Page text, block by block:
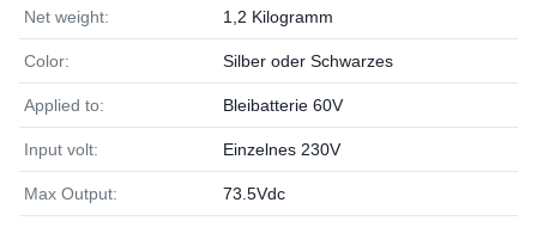
Net weight: 1,2 Kilogramm
Color: Silber oder Schwarzes
Applied to: Bleibatterie 60V
Input volt: Einzelnes 230V
Max Output: 73.5Vdc